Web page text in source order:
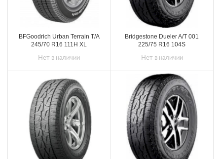
BFGoodrich Urban Terrain T/A
245/70 R16 111H XL
Нет в наличии
Bridgestone Dueler A/T 001
225/75 R16 104S
Нет в наличии